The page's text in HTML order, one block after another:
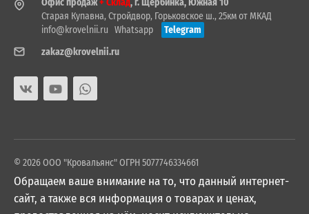
Старая Купавна, Стройдвор, Горьковское ш., 25км от МКАД
info@krovelnii.ru Whatsapp
Telegram
zakaz@krovelnii.ru
© 2026 ООО "Кровальянс" ОГРН 5077746334661
Обращаем ваше внимание на то, что данный интернет-
сайт, а также вся информация о товарах и ценах,